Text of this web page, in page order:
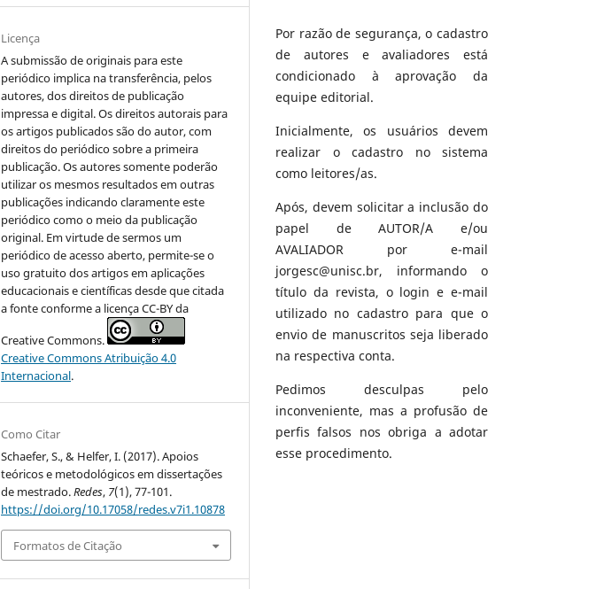
Licença
A submissão de originais para este
periódico implica na transferência, pelos
autores, dos direitos de publicação
impressa e digital. Os direitos autorais para
os artigos publicados são do autor, com
direitos do periódico sobre a primeira
publicação. Os autores somente poderão
utilizar os mesmos resultados em outras
publicações indicando claramente este
periódico como o meio da publicação
original. Em virtude de sermos um
periódico de acesso aberto, permite-se o
uso gratuito dos artigos em aplicações
educacionais e científicas desde que citada
a fonte conforme a licença CC-BY da
Creative Commons.
Creative Commons Atribuição 4.0
Internacional.
Como Citar
Schaefer, S., & Helfer, I. (2017). Apoios
teóricos e metodológicos em dissertações
de mestrado.Redes, 7(1), 77-101.
https://doi.org/10.17058/redes.v7i1.10878
Formatos de Citação
Por razão de segurança, o cadastro
de autores e avaliadores está
condicionado à aprovação da
equipe editorial.
Inicialmente, os usuários devem
realizar o cadastro no sistema
como leitores/as.
Após, devem solicitar a inclusão do
papel de AUTOR/A e/ou
AVALIADOR por e-mail
jorgesc@unisc.br, informando o
título da revista, o login e e-mail
utilizado no cadastro para que o
envio de manuscritos seja liberado
na respectiva conta.
Pedimos desculpas pelo
inconveniente, mas a profusão de
perfis falsos nos obriga a adotar
esse procedimento.